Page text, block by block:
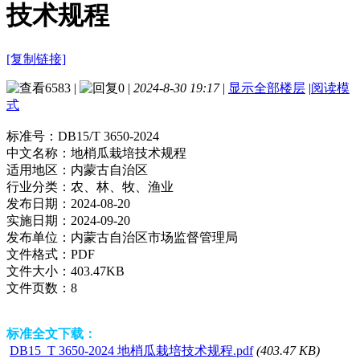
技术规程
[复制链接]
6583 | 0 | 2024-8-30 19:17 | 显示全部楼层 |阅读模
式
标准号： DB15/T 3650-2024
中文名称： 地梢瓜栽培技术规程
适用地区： 内蒙古自治区
行业分类： 农、林、牧、渔业
发布日期： 2024-08-20
实施日期： 2024-09-20
发布单位： 内蒙古自治区市场监督管理局
文件格式： PDF
文件大小： 403.47KB
文件页数： 8
标准全文下载：
DB15_T 3650-2024 地梢瓜栽培技术规程.pdf (403.47 KB)